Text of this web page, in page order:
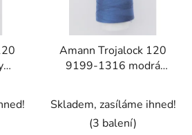
Amann Trojalock 120
9199-1316 modrá
overlocková nit
polyester 2500m
Skladem, zasíláme ihned!
(3 balení)